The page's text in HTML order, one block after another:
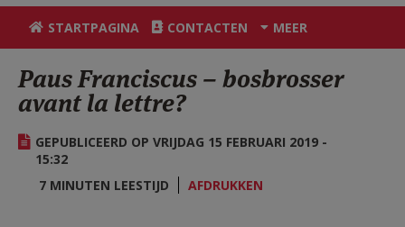
VIERINGEN
ZOEKEN
HULP
STARTPAGINA PORTAAL
STARTPAGINA CONTACTEN MEER
Paus Franciscus – bosbrosser
avant la lettre?
GEPUBLICEERD OP VRIJDAG 15 FEBRUARI 2019 -
15:32
7 MINUTEN LEESTIJD
AFDRUKKEN